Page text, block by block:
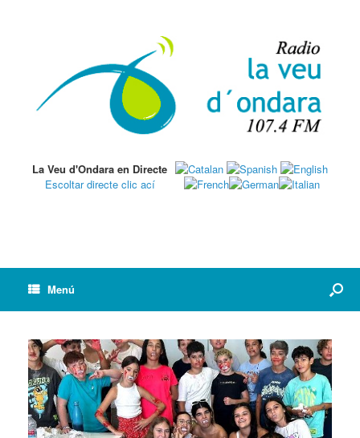
La Veu d'Ondara en Directe
Escoltar directe clic ací
Menú